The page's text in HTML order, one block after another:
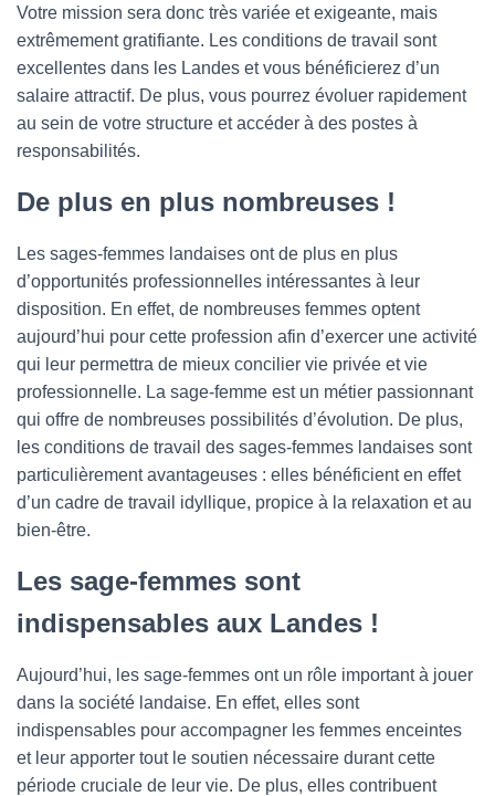
Votre mission sera donc très variée et exigeante, mais
extrêmement gratifiante. Les conditions de travail sont
excellentes dans les Landes et vous bénéficierez d’un
salaire attractif. De plus, vous pourrez évoluer rapidement
au sein de votre structure et accéder à des postes à
responsabilités.
De plus en plus nombreuses !
Les sages-femmes landaises ont de plus en plus
d’opportunités professionnelles intéressantes à leur
disposition. En effet, de nombreuses femmes optent
aujourd’hui pour cette profession afin d’exercer une activité
qui leur permettra de mieux concilier vie privée et vie
professionnelle. La sage-femme est un métier passionnant
qui offre de nombreuses possibilités d’évolution. De plus,
les conditions de travail des sages-femmes landaises sont
particulièrement avantageuses : elles bénéficient en effet
d’un cadre de travail idyllique, propice à la relaxation et au
bien-être.
Les sage-femmes sont
indispensables aux Landes !
Aujourd’hui, les sage-femmes ont un rôle important à jouer
dans la société landaise. En effet, elles sont
indispensables pour accompagner les femmes enceintes
et leur apporter tout le soutien nécessaire durant cette
période cruciale de leur vie. De plus, elles contribuent